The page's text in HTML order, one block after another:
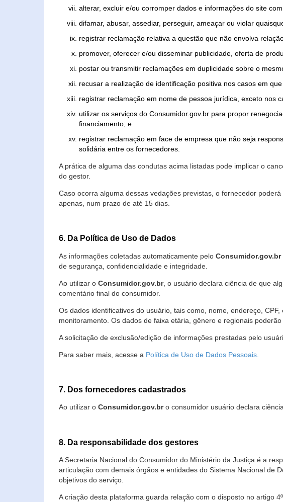
alterar, excluir e/ou corromper dados e informações do site
difamar, abusar, assediar, perseguir, ameaçar ou violar
registrar reclamação relativa a questão que não envolva
promover, oferecer e/ou disseminar publicidade, oferta de
postar ou transmitir reclamações em duplicidade sobre o
recusar a realização de identificação positiva nos casos em
registrar reclamação em nome de pessoa jurídica, exceto nos
utilizar os serviços do Consumidor.gov.br para propor
financiamento; e
registrar reclamação em face de empresa que não seja
solidária entre os fornecedores.
A prática de alguma das condutas acima listadas pode implicar o
do gestor.
Caso ocorra alguma dessas vedações previstas, o fornecedor
apenas, num prazo de até 15 dias.
6. Da Política de Uso de Dados
As informações coletadas automaticamente pelo Consumidor.gov.br
de segurança, confidencialidade e integridade.
Ao utilizar o Consumidor.gov.br, o usuário declara ciência de que
comentário final do consumidor.
Os dados identificativos do usuário, tais como, nome, endereço,
monitoramento. Os dados de faixa etária, gênero e regionais
A solicitação de exclusão/edição de informações prestadas pelo
Para saber mais, acesse a Política de Uso de Dados Pessoais.
7. Dos fornecedores cadastrados
Ao utilizar o Consumidor.gov.bro consumidor usuário declara
8. Da responsabilidade dos gestores
A Secretaria Nacional do Consumidor do Ministério da Justiça é a
articulação com demais órgãos e entidades do Sistema Nacional de
objetivos do serviço.
A criação desta plataforma guarda relação com o disposto no artigo